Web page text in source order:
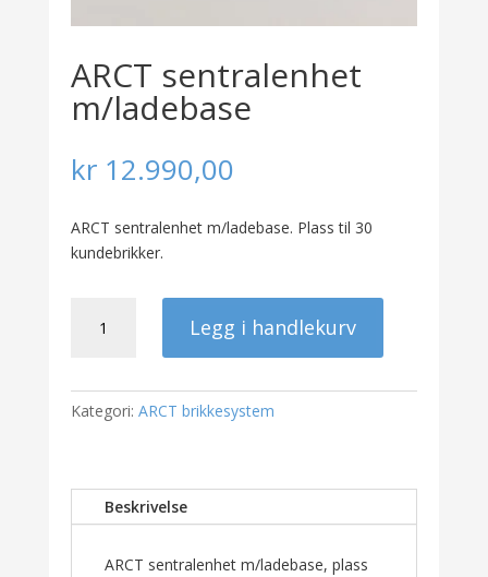
ARCT sentralenhet
m/ladebase
kr12.990,00
ARCT sentralenhet m/ladebase. Plass til 30
kundebrikker.
sentralenhet
Legg i handlekurv
Kategori: ARCT brikkesystem
Beskrivelse
ARCT sentralenhet m/ladebase, plass